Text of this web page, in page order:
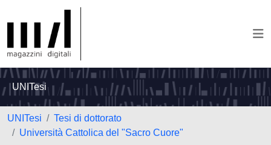
UNITesi
UNITesi
Tesi di dottorato
Università Cattolica del "Sacro Cuore"